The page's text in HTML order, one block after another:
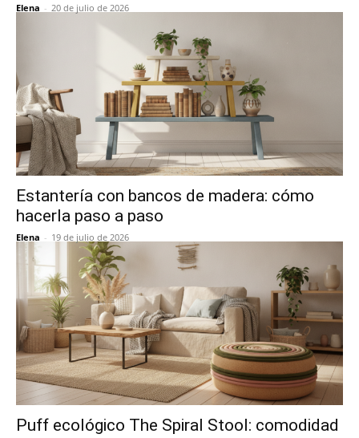
Elena - 20 de julio de 2026
Estantería con bancos de madera: cómo
hacerla paso a paso
Elena - 19 de julio de 2026
Puff ecológico The Spiral Stool: comodidad